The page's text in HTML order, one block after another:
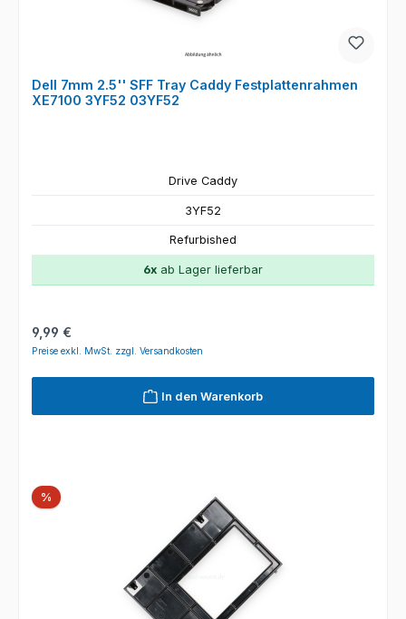
Dell 7mm 2.5'' SFF Tray Caddy Festplattenrahmen
XE7100 3YF52 03YF52
Drive Caddy
3YF52
Refurbished
6x ab Lager lieferbar
Regulärer Preis:
9,99 €
Preise exkl. MwSt. zzgl. Versandkosten
In den Warenkorb
%Rabatt